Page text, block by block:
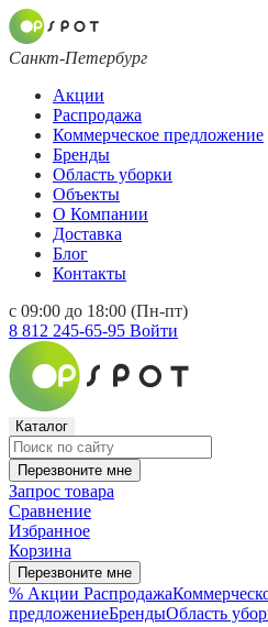
Санкт-Петербург
Акции
Распродажа
Коммерческое предложение
Бренды
Область уборки
Объекты
О Компании
Доставка
Блог
Контакты
с 09:00 до 18:00 (Пн-пт)
8 812 245-65-95 Войти
Каталог
Перезвоните мне
Запрос товара
Сравнение
Избранное
Корзина
Перезвоните мне
% Акции Распродажа
предложениеБрендыОбласть